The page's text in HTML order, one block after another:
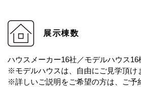
展示棟数
ハウスメーカー16社／モデルハウス16
※モデルハウスは、自由にご見学頂け
※詳しいご説明をご希望の方は、ご予